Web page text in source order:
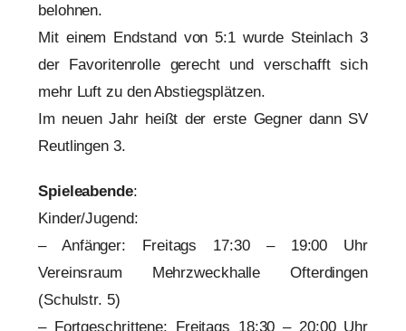
belohnen.
Mit einem Endstand von 5:1 wurde Steinlach 3
der Favoritenrolle gerecht und verschafft sich
mehr Luft zu den Abstiegsplätzen.
Im neuen Jahr heißt der erste Gegner dann SV
Reutlingen 3.
Spieleabende:
Kinder/Jugend:
– Anfänger: Freitags 17:30 – 19:00 Uhr
Vereinsraum Mehrzweckhalle Ofterdingen
(Schulstr. 5)
– Fortgeschrittene: Freitags 18:30 – 20:00 Uhr